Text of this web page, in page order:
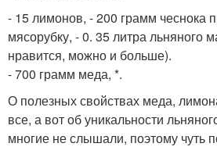
- 15 лимонов, - 200 грамм чеснока
мясорубку, - 0. 35 литра льняного
нравится, можно и больше).
- 700 грамм меда, *.
О полезных свойствах меда,
все, а вот об уникальности
многие не слышали, поэтому чуть